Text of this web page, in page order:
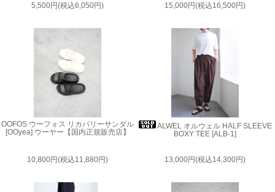
5,500円(税込6,050円) 15,000円(税込16,500円)
OOFOS ウーフォス リカバリーサンダル
[OOyea] ウーヤー【国内正規販売店】
10,800円(税込11,880円)
ALWEL オルウェル HALF SLEEVE
BOXY TEE [ALB-1]
13,000円(税込14,300円)